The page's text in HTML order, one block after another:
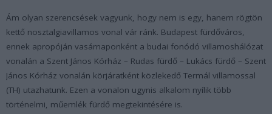
Ám olyan szerencsések vagyunk, hogy nem is egy, hanem rögtön
kettő nosztalgiavillamos vonal vár ránk. Budapest fürdőváros,
ennek apropóján vasárnaponként a budai fonódó villamoshálózat
vonalán a Szent János Kórház – Rudas fürdő – Lukács fürdő – Szent
János Kórház vonalán körjáratként közlekedő Termál villamossal
(TH) utazhatunk. Ezen a vonalon ugynis alkalom nyílik több
történelmi, műemlék fürdő megtekintésére is.